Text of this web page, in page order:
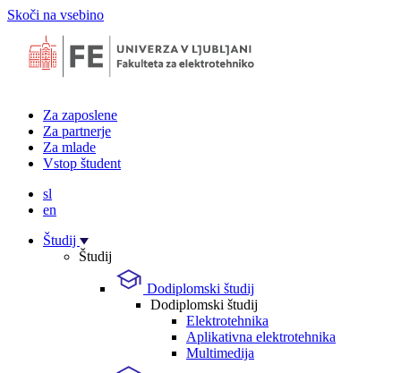
Skoči na vsebino
Za zaposlene
Za partnerje
Za mlade
Vstop študent
sl
en
Študij
Študij
Dodiplomski študij
Dodiplomski študij
Elektrotehnika
Aplikativna elektrotehnika
Multimedija